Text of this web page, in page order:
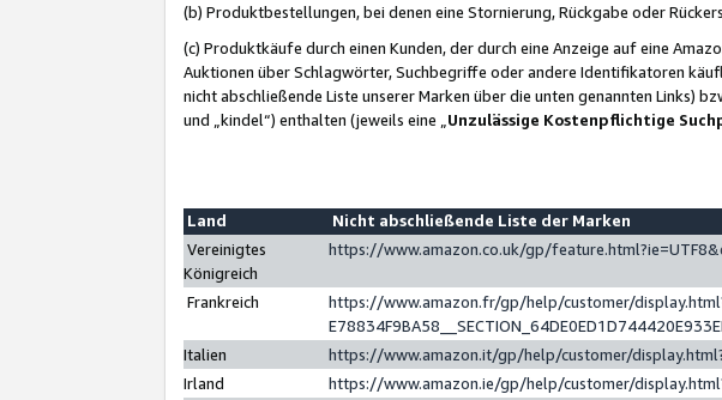
(b) Produktbestellungen, bei denen eine Stornierung, Rückgabe oder
(c) Produktkäufe durch einen Kunden, der durch eine Anzeige auf eine
Auktionen über Schlagwörter, Suchbegriffe oder andere Identifikatoren
nicht abschließende Liste unserer Marken über die unten genannten Links)
und „kindel“) enthalten (jeweils eine „ Unzulässige Kostenpflichtige
Land
Nicht abschließende Liste der Marken
Vereinigtes
Königreich
https://www.amazon.co.uk/gp/
Frankreich
https://www.amazon.fr/gp/help/customer/
Italien
https://www.amazon.it/gp/help/customer/
Irland
https://www.amazon.ie/gp/help/customer/